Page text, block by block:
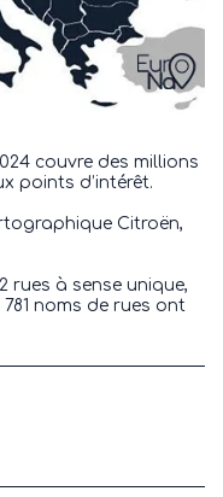
couvre des millions
points d’intérêt.
Citroën,
rues à sense unique,
noms de rues ont